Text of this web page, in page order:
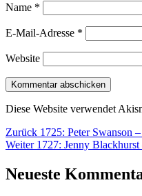
Name *
E-Mail-Adresse *
Website
Diese Website verwendet
Beitragsnavigation
Zurück Vorheriger
Beitrag:
1725: Peter Swanson
Weiter Nächster
1727: Jenny
Neueste